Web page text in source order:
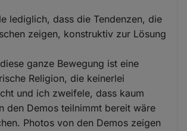
lediglich, dass die Tendenzen, die
zeigen, konstruktiv zur Lösung
ganze Bewegung ist eine
Religion, die keinerlei
und ich zweifele, dass kaum
den Demos teilnimmt bereit wäre
Photos von den Demos zeigen